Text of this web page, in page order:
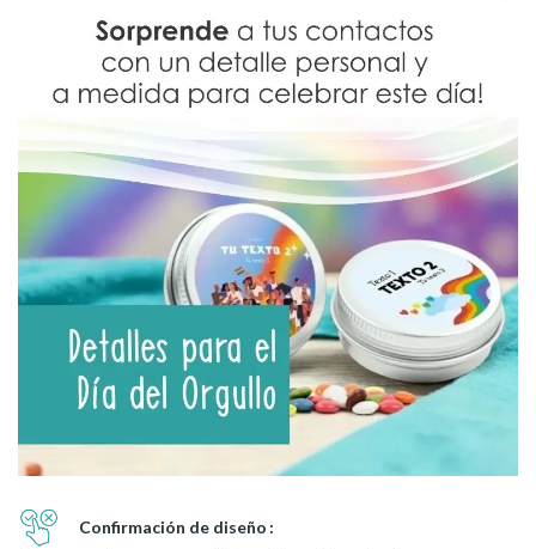
Confirmación de diseño